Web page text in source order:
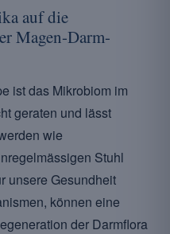
auf die
Magen-Darm-
ist das Mikrobiom im
geraten und lässt
wie
Stuhl
unsere Gesundheit
können eine
der Darmflora